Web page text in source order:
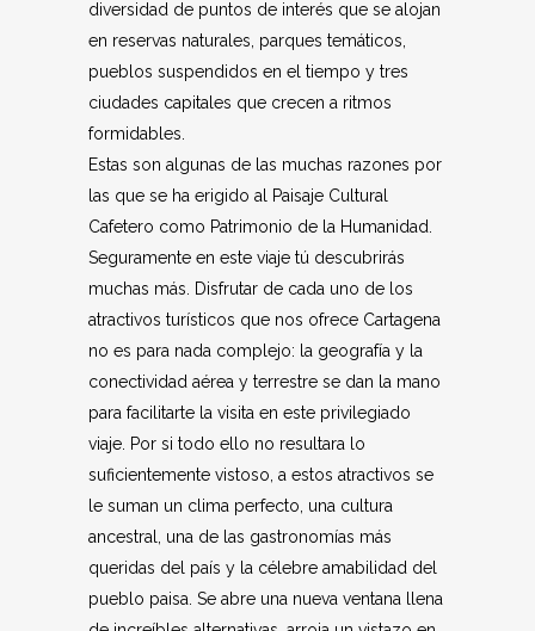
diversidad de puntos de interés que se alojan
en reservas naturales, parques temáticos,
pueblos suspendidos en el tiempo y tres
ciudades capitales que crecen a ritmos
formidables.
Estas son algunas de las muchas razones por
las que se ha erigido al Paisaje Cultural
Cafetero como Patrimonio de la Humanidad.
Seguramente en este viaje tú descubrirás
muchas más. Disfrutar de cada uno de los
atractivos turísticos que nos ofrece Cartagena
no es para nada complejo: la geografía y la
conectividad aérea y terrestre se dan la mano
para facilitarte la visita en este privilegiado
viaje. Por si todo ello no resultara lo
suficientemente vistoso, a estos atractivos se
le suman un clima perfecto, una cultura
ancestral, una de las gastronomías más
queridas del país y la célebre amabilidad del
pueblo paisa. Se abre una nueva ventana llena